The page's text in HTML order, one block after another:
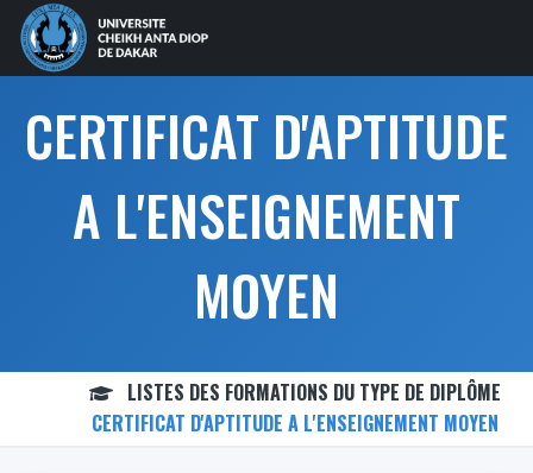
CERTIFICAT D'APTITUDE
A L'ENSEIGNEMENT
MOYEN
LISTES DES FORMATIONS DU TYPE DE DIPLÔME
CERTIFICAT D'APTITUDE A L'ENSEIGNEMENT MOYEN